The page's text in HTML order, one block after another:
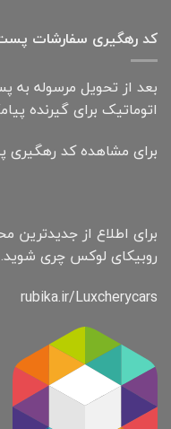
کد رهگیری سفارشات
بعد از تحویل مرسوله
اتوماتیک برای گیرنده
برای مشاهده کد
برای اطلاع از جدیدترین
روبیکای لوکس چری شوید.
rubika.ir/Luxcherycars